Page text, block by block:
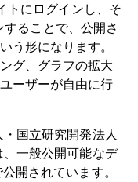
トにログインし、そ
ることで、公開さ
う形になります。
グ、グラフの拡大
ーザーが自由に行
国立研究開発法人
一般公開可能なデ
開されています。